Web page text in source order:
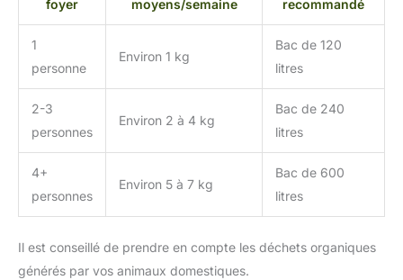
foyer moyens/semaine recommandé
1
personne
Environ 1 kg
Bac de 120
litres
2-3
personnes
Environ 2 à 4 kg
Bac de 240
litres
4+
personnes
Environ 5 à 7 kg
Bac de 600
litres
Il est conseillé de prendre en compte les déchets organiques
générés par vos animaux domestiques.